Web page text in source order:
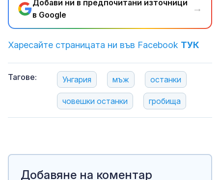
Добави ни в предпочитани източници
в Google
→
Харесайте страницата ни във Facebook ТУК
Тагове: Унгария мъж останки
човешки останки гробища
Добавяне на коментар